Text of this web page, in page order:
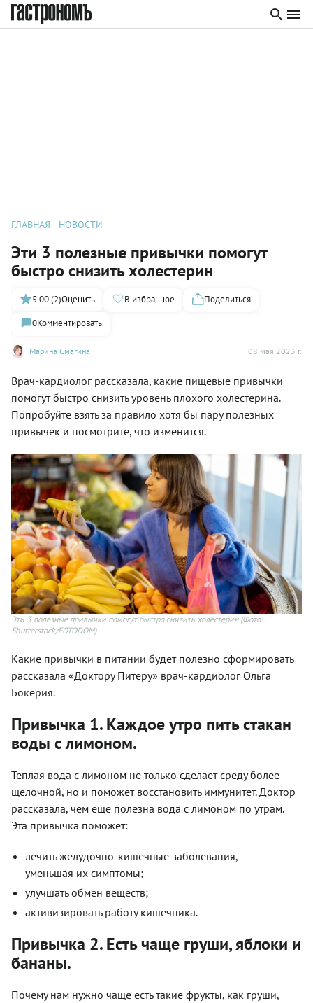
ГЛАВНАЯ НОВОСТИ
Эти 3 полезные привычки помогут
быстро снизить холестерин
Марина Смагина 08 мая 2023 г.
5.00 (2)Оценить В избранное
Поделиться
0Комментировать
Врач-кардиолог рассказала, какие пищевые привычки
помогут быстро снизить уровень плохого холестерина.
Попробуйте взять за правило хотя бы пару полезных
привычек и посмотрите, что изменится.
Эти 3 полезные привычки помогут быстро снизить холестерин(Фото:
Shutterstock/FOTODOM)
Какие привычки в питании будет полезно сформировать
рассказала «Доктору Питеру» врач-кардиолог Ольга
Бокерия.
Привычка 1. Каждое утро пить стакан
воды с лимоном.
Теплая вода с лимоном не только сделает среду более
щелочной, но и поможет восстановить иммунитет. Доктор
рассказала, чем еще полезна вода с лимоном по утрам.
Эта привычка поможет:
лечить желудочно-кишечные заболевания,
уменьшая их симптомы;
улучшать обмен веществ;
активизировать работу кишечника.
Привычка 2. Есть чаще груши, яблоки и
бананы.
Почему нам нужно чаще есть такие фрукты, как груши,